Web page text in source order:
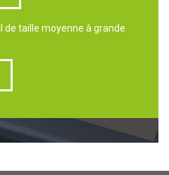
de taille moyenne à grande